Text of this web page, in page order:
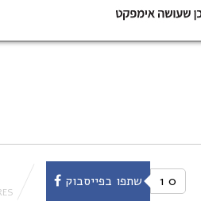
0 שתפו בפייסבוק